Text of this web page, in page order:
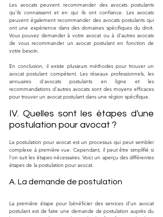
Les avocats peuvent recommander des avocats postulants
qu'ils connaissent et en qui ils ont confiance. Les avocats
peuvent également recommander des avocats postulants qui
ont une expérience dans des domaines spécifiques du droit.
Vous pouvez demander à votre avocat ou à d'autres avocats
de vous recommander un avocat postulant en fonction de
votre besoin.
En conclusion, il existe plusieurs méthodes pour trouver un
avocat postulant compétent. Les réseaux professionnels, les
annuaires d'avocats postulants en ligne et les
recommandations d'autres avocats sont des moyens efficaces
pour trouver un avocat postulant dans une région spécifique.
IV. Quelles sont les étapes d'une
postulation pour avocat ?
La postulation pour avocat est un processus qui peut sembler
complexe à première vue. Cependant, il peut être simplifié si
l'on suit les étapes nécessaires. Voici un aperçu des différentes
étapes de la postulation pour avocat.
A. La demande de postulation
La première étape pour bénéficier des services d'un avocat
postulant est de faire une demande de postulation auprès du